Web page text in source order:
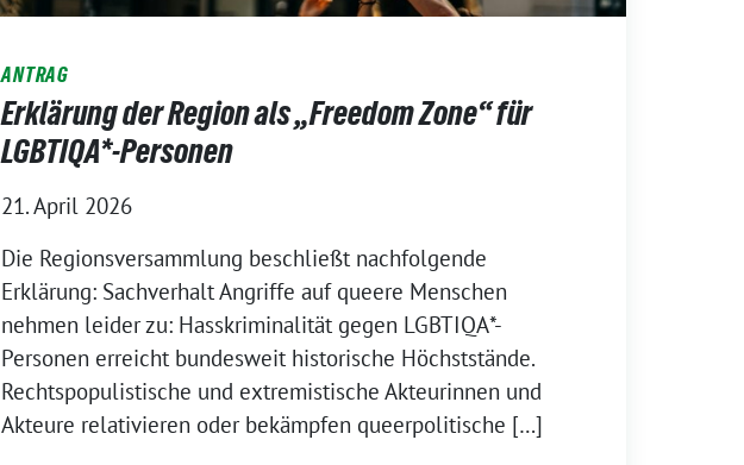
ANTRAG
Erklärung der Region als „Freedom Zone“ für
LGBTIQA*-Personen
21. April 2026
Die Regionsversammlung beschließt nachfolgende
Erklärung: Sachverhalt Angriffe auf queere Menschen
nehmen leider zu: Hasskriminalität gegen LGBTIQA*-
Personen erreicht bundesweit historische Höchststände.
Rechtspopulistische und extremistische Akteurinnen und
Akteure relativieren oder bekämpfen queerpolitische […]